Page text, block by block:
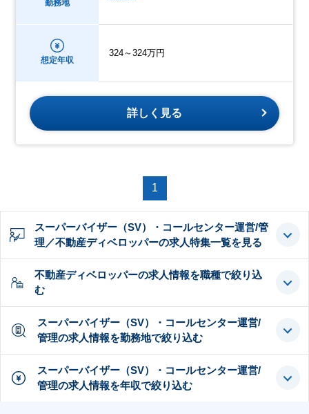
勤務地
想定年収
324～324万円
詳しく見る
1
スーパーバイザー（SV）・コールセンター運営/管
理／不動産ディベロッパーの求人特集一覧を見る
不動産ディベロッパーの求人情報を職種で絞り込
む
スーパーバイザー（SV）・コールセンター運営/
管理の求人情報を勤務地で絞り込む
スーパーバイザー（SV）・コールセンター運営/
管理の求人情報を年収で絞り込む